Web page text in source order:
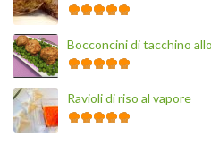
Bocconcini di tacchino
Ravioli di riso al vapore